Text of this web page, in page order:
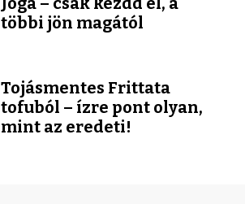
többi jön magától
Tojásmentes Frittata
tofuból – ízre pont olyan,
mint az eredeti!